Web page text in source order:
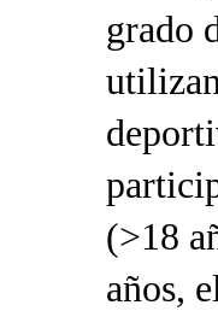
grado
(>18
años,